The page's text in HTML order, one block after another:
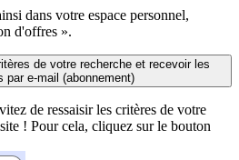
dans votre espace personnel,
d'offres ».
de votre recherche et recevoir les
par e-mail (abonnement)
de ressaisir les critères de votre
! Pour cela, cliquez sur le bouton